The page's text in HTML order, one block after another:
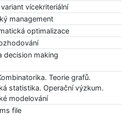
vícekriteriální
management
optimalizace
decision making
Teorie grafů.
statistika. Operační výzkum.
modelování
file